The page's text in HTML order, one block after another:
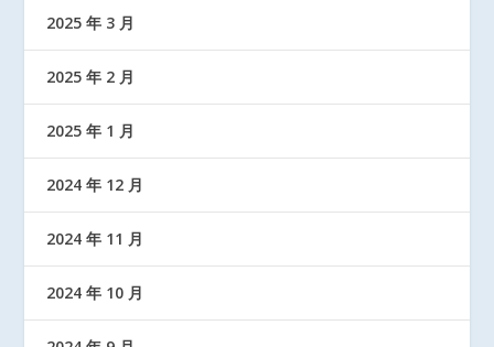
2025 年 3 月
2025 年 2 月
2025 年 1 月
2024 年 12 月
2024 年 11 月
2024 年 10 月